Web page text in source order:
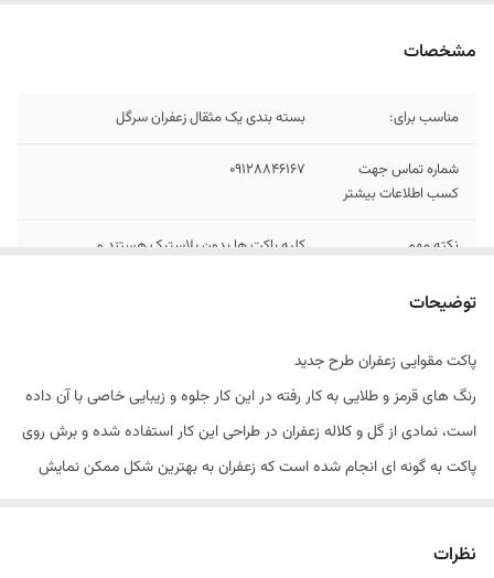
مشخصات
مناسب برای: بسته بندی یک مثقال زعفران سرگل
شماره تماس جهت
کسب اطلاعات بیشتر
09128846167
نکته مهم
کلیه پاکت ها بدون پلاستیک هستند و
توضیحات
پاکت مقوایی زعفران طرح جدید
رنگ های قرمز و طلایی به کار رفته در این کار جلوه و زیبایی خاصی با آن داده
است، نمادی از گل و کلاله زعفران در طراحی این کار استفاده شده و برش روی
پاکت به گونه ای انجام شده است که زعفران به بهترین شکل ممکن نمایش
نظرات